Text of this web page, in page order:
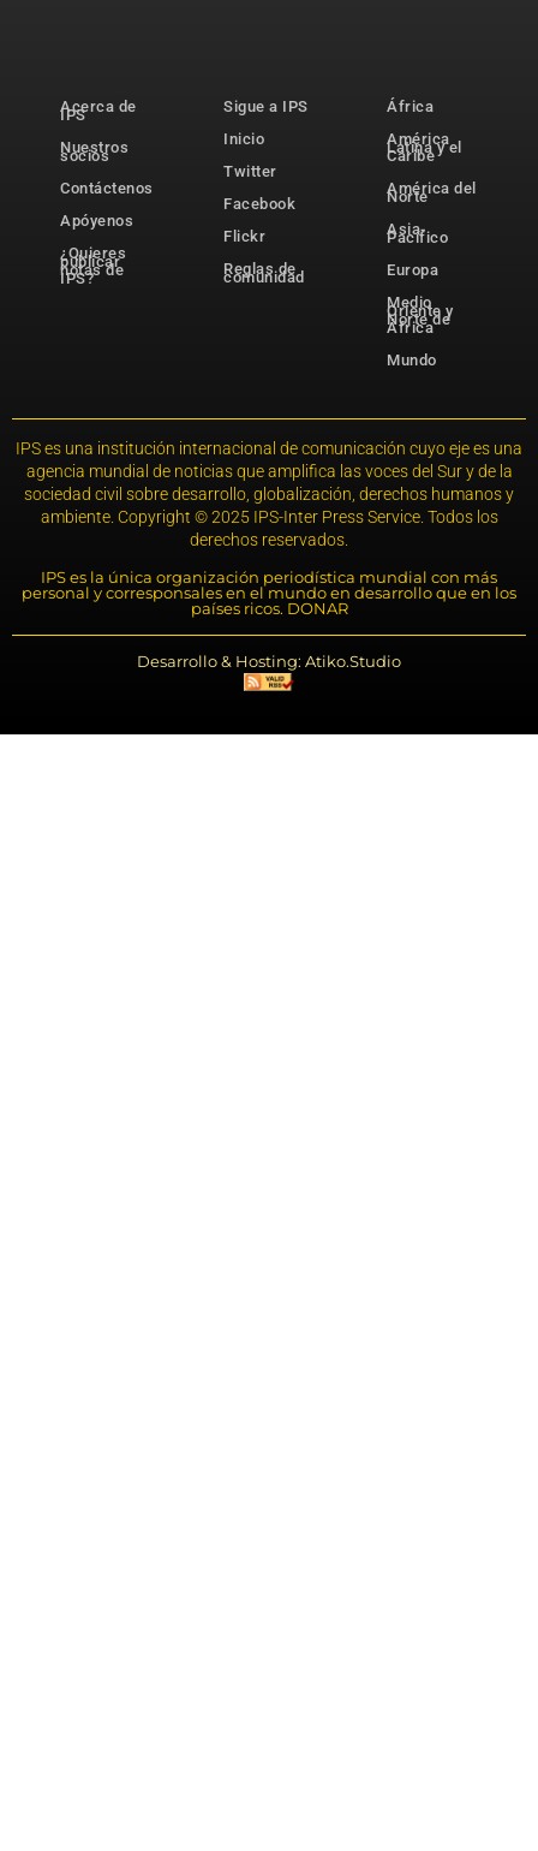
Acerca de
IPS
Nuestros
socios
Contáctenos
Apóyenos
¿Quieres
publicar
notas de
IPS?
Sigue a IPS
Inicio
Twitter
Facebook
Flickr
Reglas de
comunidad
África
América
Latina y el
Caribe
América del
Norte
Asia-
Pacífico
Europa
Medio
Oriente y
Norte de
África
Mundo
IPS es una institución internacional de comunicación cuyo eje es una
agencia mundial de noticias que amplifica las voces del Sur y de la
sociedad civil sobre desarrollo, globalización, derechos humanos y
ambiente. Copyright © 2025 IPS-Inter Press Service. Todos los
derechos reservados.
IPS es la única organización periodística mundial con más
personal y corresponsales en el mundo en desarrollo que en los
países ricos. DONAR
Desarrollo & Hosting: Atiko.Studio